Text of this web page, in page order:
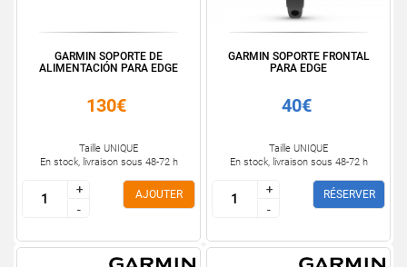
GARMIN SOPORTE DE
ALIMENTACIÓN PARA EDGE
130€
Taille UNIQUE
En stock, livraison sous 48-72 h
+
-
+
-
AJOUTER
GARMIN SOPORTE FRONTAL
PARA EDGE
40€
Taille UNIQUE
En stock, livraison sous 48-72 h
+
-
+
-
RÉSERVER